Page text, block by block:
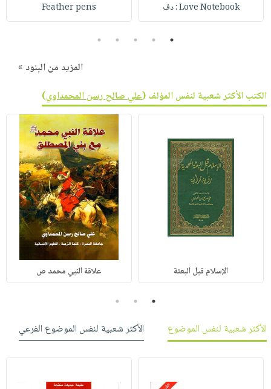
Love Notebook : دف Feather pens
1
2
3
4
5
المزيد من البنود »
الكتب الأكثر شعبية لنفس المؤلف (علي صالح رسن المحمداوي)
الإسلام قبل البعثة علاقة النبي محمد ص
1
2
3
الأكثر شعبية لنفس الموضوع
الأكثر شعبية لنفس الموضوع الفرعي